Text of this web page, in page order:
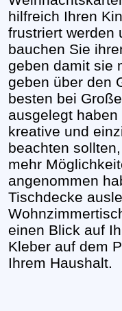
hilfreich Ihren
frustriert werden
bauchen Sie
geben damit sie
geben über den
besten bei
ausgelegt
kreative und
beachten
mehr
angenommen
Tischdecke
einen Blick auf
Kleber auf dem
Ihrem Haushalt.